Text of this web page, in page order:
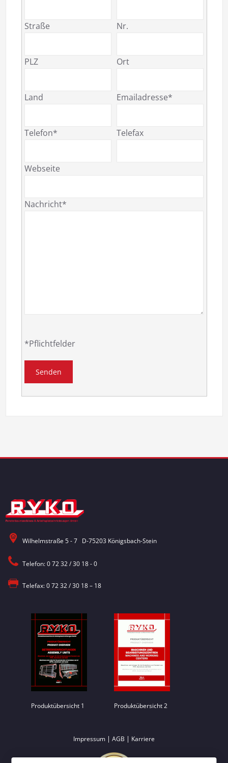
Straße Nr.
PLZ Ort
Land Emailadresse*
Telefon* Telefax
Webseite
Nachricht*
*Pflichtfelder
Wilhelmstraße 5 - 7 D-75203 Königsbach-Stein
Telefon: 0 72 32 / 30 18 - 0
Telefax: 0 72 32 / 30 18 – 18
Produktübersicht 1 Produktübersicht 2
Impressum | AGB | Karriere